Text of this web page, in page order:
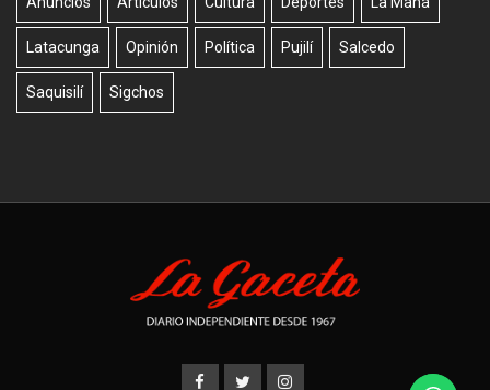
Latacunga Opinión Política Pujilí Salcedo
Saquisilí Sigchos